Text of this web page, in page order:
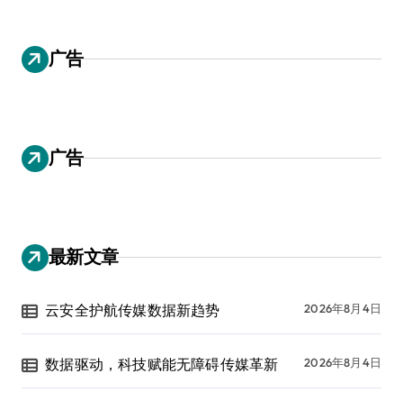
广告
广告
最新文章
云安全护航传媒数据新趋势 2026年8月4日
数据驱动，科技赋能无障碍传媒革新 2026年8月4日